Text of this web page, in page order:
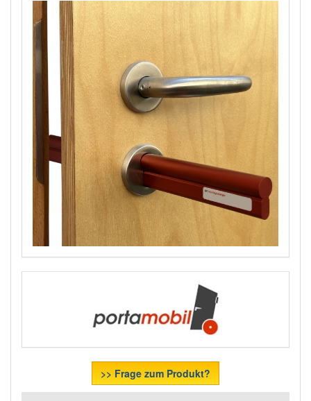
>> Frage zum Produkt?